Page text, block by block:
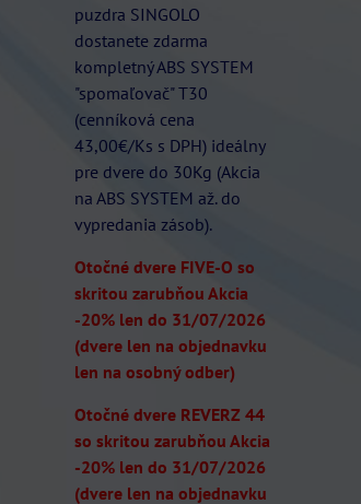
puzdra SINGOLO
dostanete zdarma
kompletný ABS SYSTEM
"spomaľovač" T30
(cenníková cena
43,00€/Ks s DPH) ideálny
pre dvere do 30Kg (Akcia
na ABS SYSTEM až. do
vypredania zásob).
Otočné dvere FIVE-O so
skritou zarubňou Akcia
-20% len do 31/07/2026
(dvere len na objednavku
len na osobný odber)
Otočné dvere REVERZ 44
so skritou zarubňou Akcia
-20% len do 31/07/2026
(dvere len na objednavku